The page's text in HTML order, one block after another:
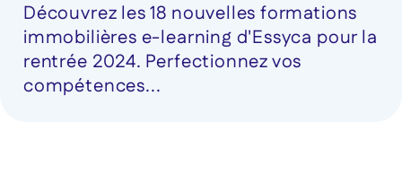
Découvrez les 18 nouvelles formations
immobilières e-learning d'Essyca pour la
rentrée 2024. Perfectionnez vos
compétences...